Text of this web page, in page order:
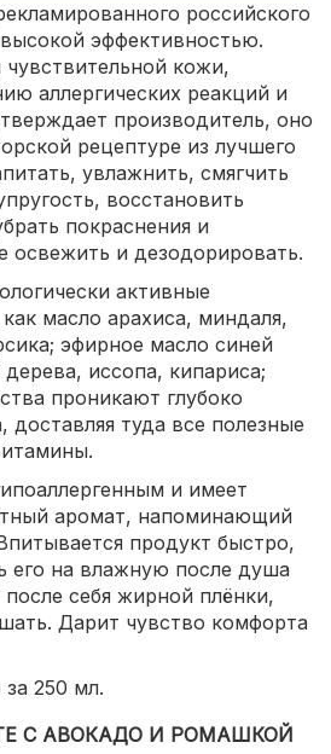
российского
эффективностью.
кожи,
аллергических реакций и
производитель, оно
рецептуре из лучшего
увлажнить, смягчить
восстановить
покраснения и
освежить и дезодорировать.
активные
масло арахиса, миндаля,
эфирное масло синей
иссопа, кипариса;
проникают глубоко
доставляя туда все полезные
и имеет
аромат, напоминающий
продукт быстро,
его на влажную после душа
себя жирной плёнки,
Дарит чувство комфорта
250 мл.
С АВОКАДО И РОМАШКОЙ